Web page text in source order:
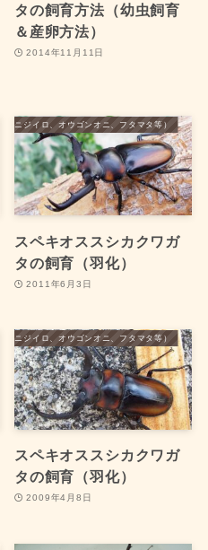
タの飼育方法（幼虫飼育
＆産卵方法）
2014年11月11日
（ニジイロ、オウゴンオニ、フタマタ等）
スペキオススシカクワガ
タの飼育（羽化）
2011年6月3日
（ニジイロ、オウゴンオニ、フタマタ等）
スペキオススシカクワガ
タの飼育（羽化）
2009年4月8日